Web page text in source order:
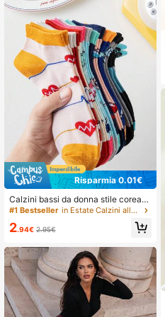
Risparmia 0.01€
Calzini bassi da donna stile corean
o Ins da infermiera, 1/5/7/10/20 paia
aspiranti, assorbenti e senza costriz
smo
#1 Bestseller in Estate Calzini alla caviglia da donna
2.94€ 2.95€